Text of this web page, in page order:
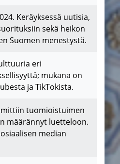
Keräyksessä uutisia,
sekä heikon
Suomen menestystä.
eri
mukana on
ja TikTokista.
tuomioistuimen
määrännyt luetteloon.
median